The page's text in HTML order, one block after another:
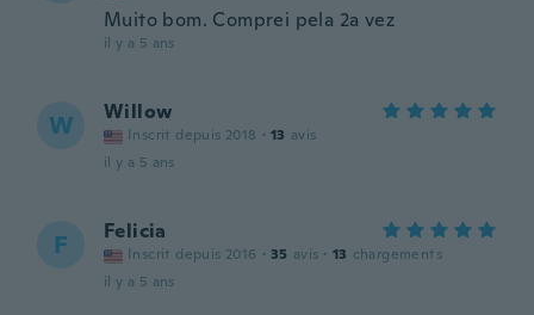
Muito bom. Comprei pela 2a vez
il y a 5 ans
W Willow
Inscrit depuis 2018 · 13 avis
il y a 5 ans
F Felicia
Inscrit depuis 2016 · 35 avis · 13 chargements
il y a 5 ans